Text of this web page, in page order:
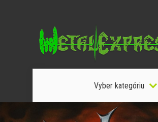
Vyber kategóriu